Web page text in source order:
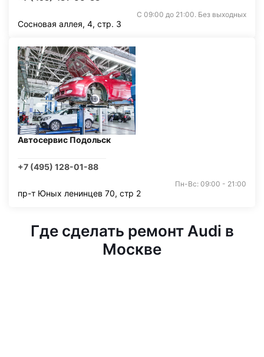
С 09:00 до 21:00. Без выходных
Сосновая аллея, 4, стр. 3
Автосервис Подольск
+7 (495) 128-01-88
Пн-Вс: 09:00 - 21:00
пр-т Юных ленинцев 70, стр 2
Где сделать ремонт Audi в
Москве